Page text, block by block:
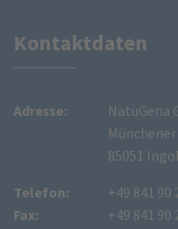
Kontaktdaten
Adresse:
NatuGena
85051
Telefon:
Fax:
+49 841 90
+49 841 90